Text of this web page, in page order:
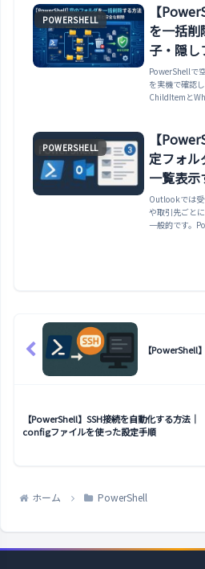
整理します。
POWERSHELL
【
を一括
子・隠し
な削除
PowerShellで
を実機で確認
ChildItemと
法、Remove-
順、コピーし
します。
POWERSHELL
【
定フォル
一覧表示
Outlookでは受
や取引先ごと
一般的です。
【PowerShell
【PowerShell】SSH接続を自動化する方法｜
configファイルを使った設定手順
ホーム PowerShell